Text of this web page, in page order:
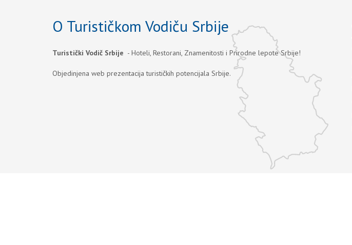
O Turističkom Vodiču Srbije
Turistički Vodič Srbije - Hoteli, Restorani, Znamenitosti i Prirodne lepote Srbije!
Objedinjena web prezentacija turističkih potencijala Srbije.